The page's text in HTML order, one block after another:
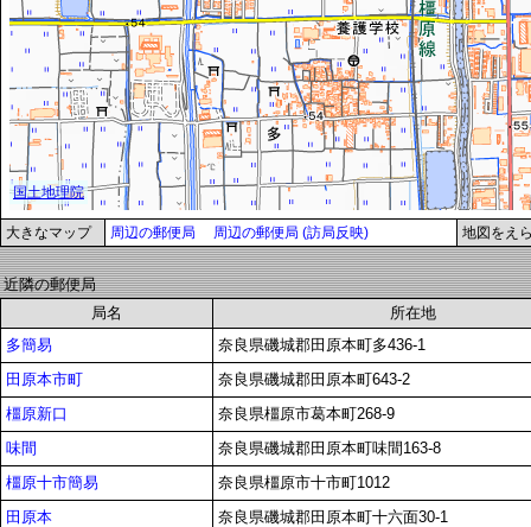
大きなマップ 周辺の郵便局 周辺の郵便局 (訪局反映) 地図をえ
近隣の郵便局
局名
所在地
多簡易
奈良県磯城郡田原本町多436-1
田原本市町
奈良県磯城郡田原本町643-2
橿原新口
奈良県橿原市葛本町268-9
味間
奈良県磯城郡田原本町味間163-8
橿原十市簡易
奈良県橿原市十市町1012
田原本
奈良県磯城郡田原本町十六面30-1